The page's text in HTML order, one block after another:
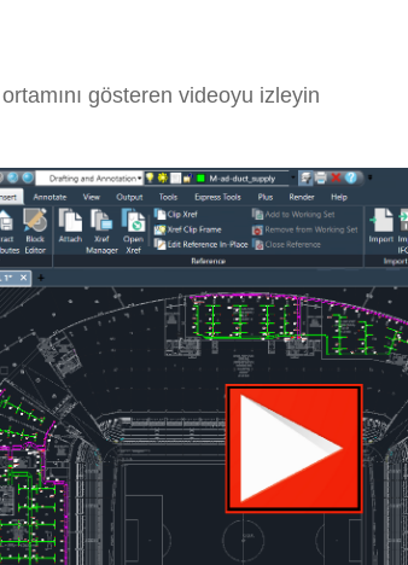
gösteren videoyu izleyin